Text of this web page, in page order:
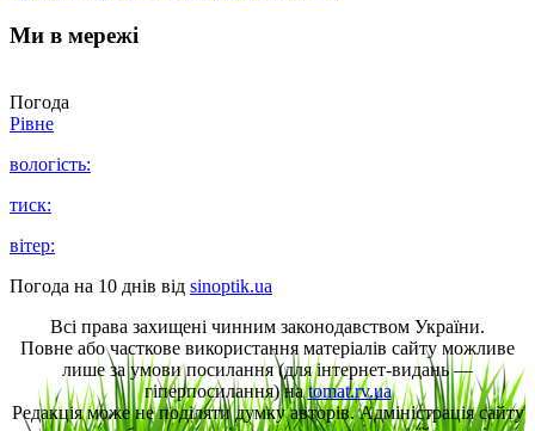
Ми в мережі
Погода
Рівне
вологість:
тиск:
вітер:
Погода на 10 днів від sinoptik.ua
Всі права захищені чинним законодавством України.
Повне або часткове використання матеріалів сайту можливе
лише за умови посилання (для інтернет-видань —
гіперпосилання) наtomat.rv.ua
Редакція може не поділяти думку авторів. Адміністрація сайту